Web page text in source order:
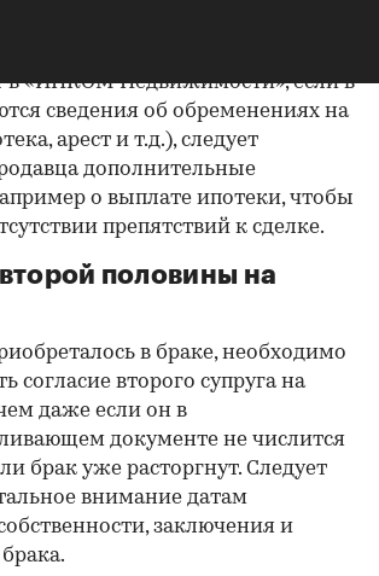
в «ИНКОМ-Недвижимости», если в
сведения об обременениях на
арест и т.д.), следует
дополнительные
о выплате ипотеки, чтобы
препятствий к сделке.
половины на
в браке, необходимо
согласие второго супруга на
даже если он в
документе не числится
брак уже расторгнут. Следует
внимание датам
заключения и